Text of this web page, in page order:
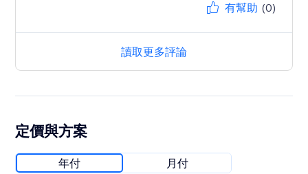
有幫助 (0)
讀取更多評論
定價與方案
年付 月付